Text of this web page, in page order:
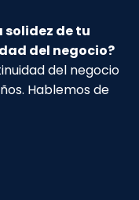
solidez de tu
del negocio?
del negocio
Hablemos de